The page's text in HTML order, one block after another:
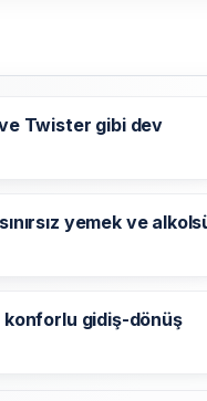
Twister gibi dev
yemek ve
gidiş-dönüş